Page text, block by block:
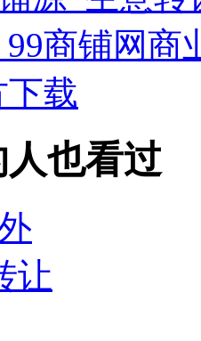
也看过